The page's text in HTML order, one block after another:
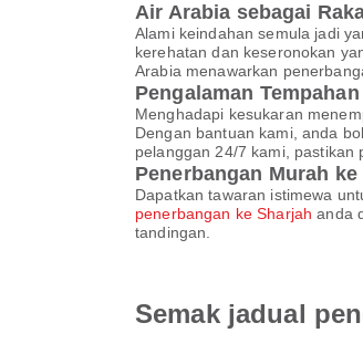
Air Arabia sebagai
Alami keindahan semula jadi
kerehatan dan keseronokan
Arabia menawarkan
Pengalaman
Menghadapi kesukaran
Dengan bantuan kami, anda
pelanggan 24/7 kami, pastikan
Penerbangan Murah ke
Dapatkan tawaran istimewa
penerbangan ke Sharjah anda
tandingan.
Semak jadual